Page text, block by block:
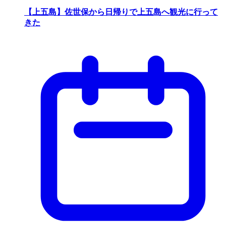
【上五島】佐世保から日帰りで上五島へ観光に行って
きた